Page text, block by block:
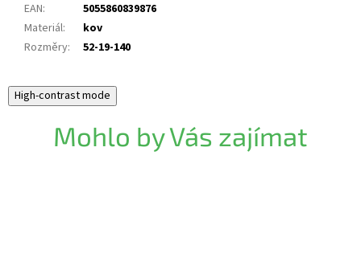
EAN:
5055860839876
Materiál:
kov
Rozměry: 52-19-140
High-contrast mode
Mohlo by Vás zajímat